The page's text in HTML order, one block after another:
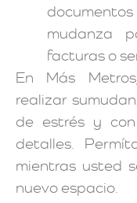
mudanza
facturas o
En Más
realizar
de estrés y
detalles.
mientras usted
nuevo espacio.